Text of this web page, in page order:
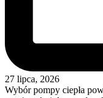
27 lipca, 2026
Wybór pompy ciepła